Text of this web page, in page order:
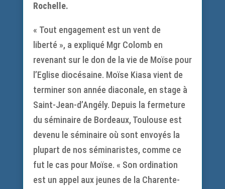
Rochelle.
« Tout engagement est un vent de
liberté », a expliqué Mgr Colomb en
revenant sur le don de la vie de Moïse pour
l’Eglise diocésaine. Moïse Kiasa vient de
terminer son année diaconale, en stage à
Saint-Jean-d’Angély. Depuis la fermeture
du séminaire de Bordeaux, Toulouse est
devenu le séminaire où sont envoyés la
plupart de nos séminaristes, comme ce
fut le cas pour Moïse. « Son ordination
est un appel aux jeunes de la Charente-